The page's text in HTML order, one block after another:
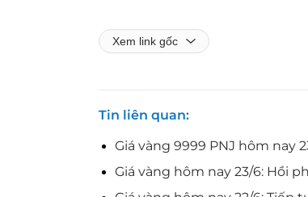
Xem link gốc
Tin liên quan
Giá vàng 9999 PNJ hôm nay
Giá vàng hôm nay 23/6: Hồi